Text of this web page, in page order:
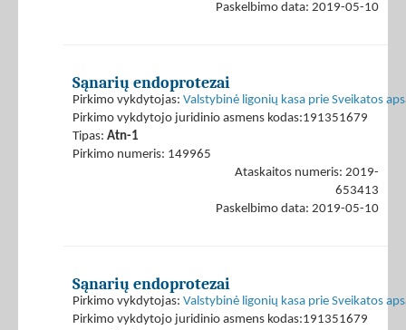
Paskelbimo data: 2019-05-10
Sąnarių endoprotezai
Pirkimo vykdytojas: Valstybinė ligonių kasa prie Sveikatos
Pirkimo vykdytojo juridinio asmens kodas:191351679
Tipas: Atn-1
Pirkimo numeris: 149965
Ataskaitos numeris: 2019-
653413
Paskelbimo data: 2019-05-10
Sąnarių endoprotezai
Pirkimo vykdytojas: Valstybinė ligonių kasa prie Sveikatos
Pirkimo vykdytojo juridinio asmens kodas:191351679